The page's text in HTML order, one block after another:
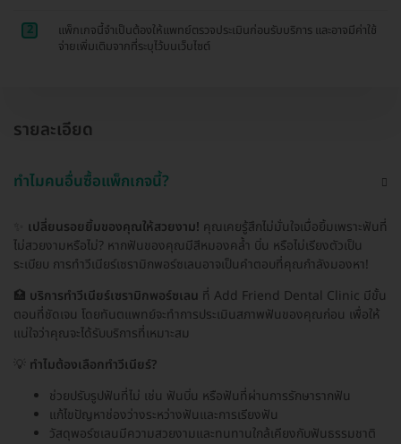
2
แพ็กเกจนี้จำเป็นต้องให้แพทย์ตรวจประเมินก่อนรับบริการ และอาจมีค่าใช้
จ่ายเพิ่มเติมจากที่ระบุไว้บนเว็บไซต์
รายละเอียด
ทำไมคนอื่นซื้อแพ็กเกจนี้?
เปลี่ยนรอยยิ้มของคุณให้สวยงาม! คุณเคยรู้สึกไม่มั่นใจเมื่อยิ้มเพราะฟันที่
ไม่สวยงามหรือไม่? หากฟันของคุณมีสีหมองคล้ำ บิ่น หรือไม่เรียงตัวเป็น
ระเบียบ การทำวีเนียร์เซรามิกพอร์ซเลนอาจเป็นคำตอบที่คุณกำลังมองหา!
🏥 บริการทำวีเนียร์เซรามิกพอร์ซเลน ที่ Add Friend Dental Clinic มีขั้น
ตอนที่ชัดเจน โดยทันตแพทย์จะทำการประเมินสภาพฟันของคุณก่อน เพื่อให้
แน่ใจว่าคุณจะได้รับบริการที่เหมาะสม
💡 ทำไมต้องเลือกทำวีเนียร์?
ช่วยปรับรูปฟันที่ไม่ เช่น ฟันบิ่น หรือฟันที่ผ่านการรักษารากฟัน
แก้ไขปัญหาช่องว่างระหว่างฟันและการเรียงฟัน
วัสดุพอร์ซเลนมีความสวยงามและทนทานใกล้เคียงกับฟันธรรมชาติ